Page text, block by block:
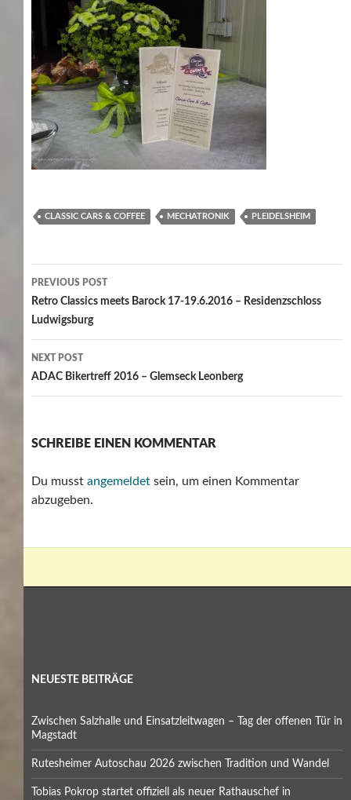
CLASSIC CARS & COFFEE MECHATRONIK PLEIDELSHEIM
Post
navigation
PREVIOUS POST
Retro Classics meets Barock 17-19.6.2016 – Residenzschloss
Ludwigsburg
NEXT POST
ADAC Bikertreff 2016 – Glemseck Leonberg
SCHREIBE EINEN KOMMENTAR
Du musst angemeldet sein, um einen Kommentar
abzugeben.
NEUESTE BEITRÄGE
Zwischen Salzhalle und Einsatzleitwagen – Tag der offenen Tür in
Magstadt
Rutesheimer Autoschau 2026 zwischen Tradition und Wandel
Tobias Pokrop startet offiziell als neuer Rathauschef in